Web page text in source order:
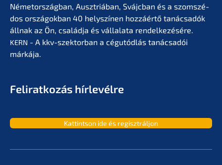
Németor­szág­ban, Ausztriá­ban, Svájc­ban és a szomszé­
dos orszá­gok­ban 40 helyszí­nen hozzá­értő tanác­sa­dók
állnak az Ön, család­ja és vállala­ta rendel­ke­zé­sé­re.
KERN - A kkv-szektor­ban a cégutód­lás tanác­sa­dói
márkája.
Feliratko­zás hírlevélre
Kattint­son ide és regisztráljon